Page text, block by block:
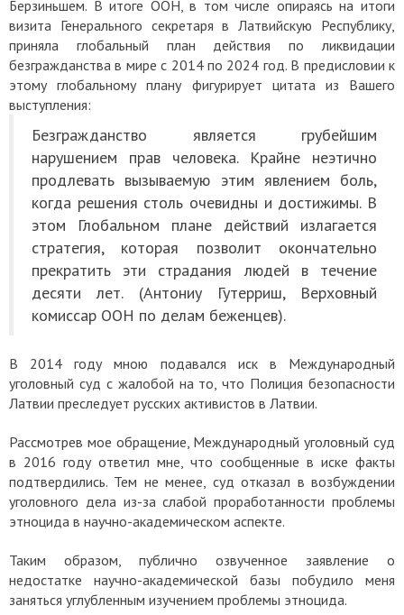
Берзиньшем. В итоге ООН, в том числе опираясь на итоги
визита Генерального секретаря в Латвийскую Республику,
приняла глобальный план действия по ликвидации
безгражданства в мире с 2014 по 2024 год. В предисловии к
этому глобальному плану фигурирует цитата из Вашего
выступления:
Безгражданство является грубейшим
нарушением прав человека. Крайне неэтично
продлевать вызываемую этим явлением боль,
когда решения столь очевидны и достижимы. В
этом Глобальном плане действий излагается
стратегия, которая позволит окончательно
прекратить эти страдания людей в течение
десяти лет. (Антониу Гутерриш, Верховный
комиссар ООН по делам беженцев).
В 2014 году мною подавался иск в Международный
уголовный суд с жалобой на то, что Полиция безопасности
Латвии преследует русских активистов в Латвии.
Рассмотрев мое обращение, Международный уголовный суд
в 2016 году ответил мне, что сообщенные в иске факты
подтвердились. Тем не менее, суд отказал в возбуждении
уголовного дела из-за слабой проработанности проблемы
этноцида в научно-академическом аспекте.
Таким образом, публично озвученное заявление о
недостатке научно-академической базы побудило меня
заняться углубленным изучением проблемы этноцида.